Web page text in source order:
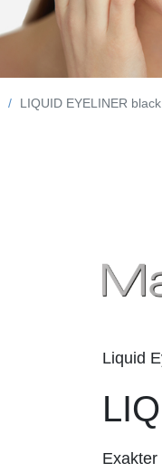
LIQUID EYELINER black
Liquid